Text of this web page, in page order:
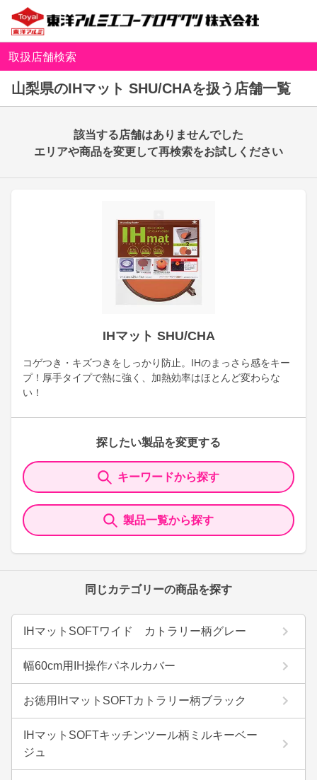
取扱店舗検索
山梨県のIHマット SHU/CHAを扱う店舗一覧
IHマット SHU/CHA
コゲつき・キズつきをしっかり防止。IHのまっさら感をキー
プ！厚手タイプで熱に強く、加熱効率はほとんど変わらな
い！
探したい製品を変更する
キーワードから探す
製品一覧から探す
同じカテゴリーの商品を探す
IHマットSOFTワイド カトラリー柄グレー
幅60cm用IH操作パネルカバー
お徳用IHマットSOFTカトラリー柄ブラック
IHマットSOFTキッチンツール柄ミルキーベー
ジュ
該当する店舗はありませんでした
エリアや商品を変更して再検索をお試しください